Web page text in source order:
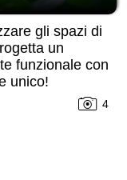
gli spazi di
un
funzionale con
unico!
4